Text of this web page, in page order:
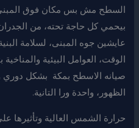
السطح مش بس مكان فوق
بيحمي كل حاجة تحته، من
عايشين جوه المبنى، لسلامة
الوقت، العوامل البيئية
صيانه الاسطح بمكة بشكل دوري
الظهور، واحدة ورا التانية.
حرارة الشمس العالية وتأثيرها